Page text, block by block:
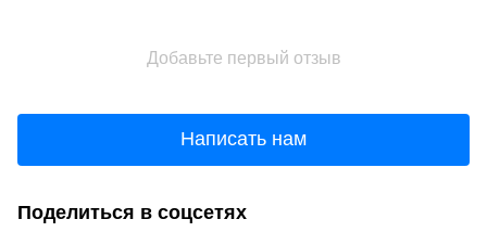
Добавьте первый отзыв
Написать нам
Поделиться в соцсетях